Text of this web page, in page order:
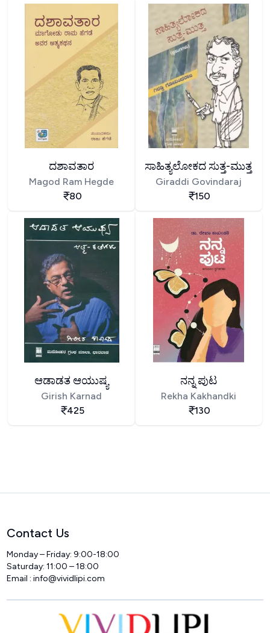
ದಶಾವತಾರ
Magod Ram Hegde
80
ಸಾಹಿತ್ಯಲೋಕದ ಸುತ್ತ-ಮುತ್ತ
Giraddi Govindaraj
150
ಆಡಾಡತ ಆಯುಷ್ಯ
Girish Karnad
425
ನನ್ನ ಪುಟ
Rekha Kakhandki
130
Contact Us
Monday – Friday: 9:00-18:00
Saturday: 11:00 – 18:00
Email :info@vividlipi.com